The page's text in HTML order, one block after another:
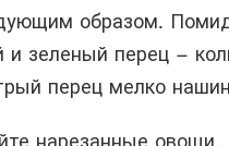
образом.
зеленый перец –
перец мелко
нарезанные овощи,